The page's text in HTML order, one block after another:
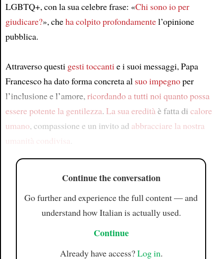
LGBTQ+, con la sua celebre frase: «Chi sono io per
giudicare?», cheha colpito profondamentel’opinione
pubblica.
Attraverso questi gesti toccanti e i suoi messaggi, Papa
Francesco ha dato forma concreta al suo impegnoper
l’inclusione e l’amore, ricordando a tutti noi quanto possa
essere potente la gentilezza. La sua eredità è fatta di calore
umano, compassione e un invito ad abbracciare la nostra
umanità condivisa
Continue the conversation
Go further and experience the full content — and
understand how Italian is actually used.
Continue
Already have access?Log in.